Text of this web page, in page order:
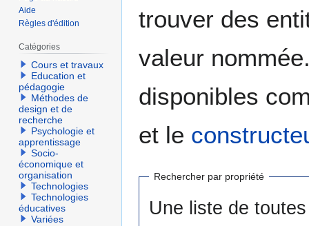
navigation
recherche
trouver des
valeur
disponibles
et le
Rechercher par propriété
Une liste de
Aide
Règles d'édition
Catégories
Cours et travaux
Education et
pédagogie
Méthodes de
design et de
recherche
Psychologie et
apprentissage
Socio-
économique et
organisation
Technologies
Technologies
éducatives
Variées